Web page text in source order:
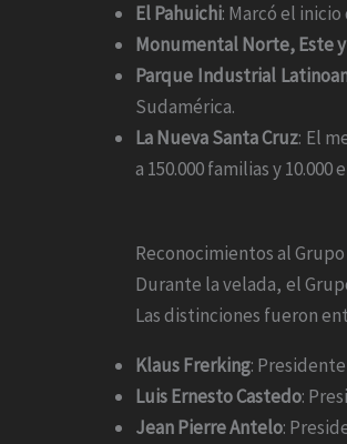
El Pahuichi: Marcó el
Monumental Norte, Este y
Parque Industrial
Sudamérica.
La Nueva Santa Cruz: El
a 150.000 familias y
Reconocimientos al
Durante la velada, el
Las distinciones fueron
Klaus Frerking:
Luis Ernesto Castedo:
Jean Pierre Antelo: